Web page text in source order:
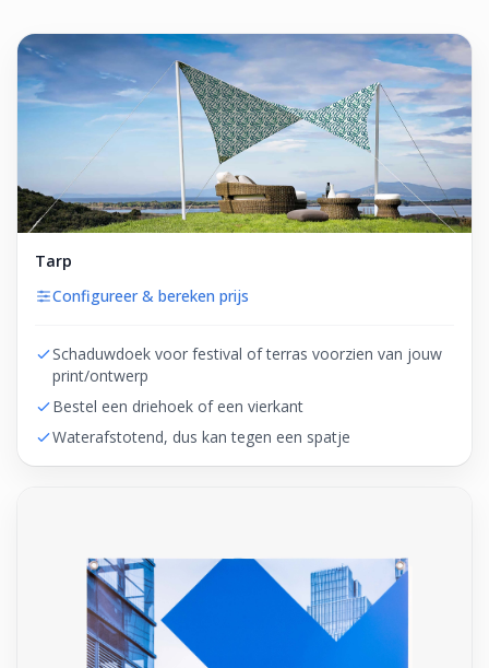
Tarp
Configureer & bereken prijs
Schaduwdoek voor festival of terras voorzien van jouw
print/ontwerp
Bestel een driehoek of een vierkant
Waterafstotend, dus kan tegen een spatje